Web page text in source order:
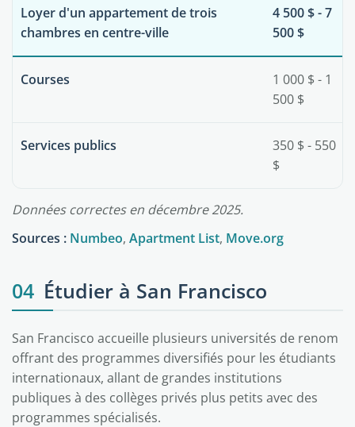
Loyer d'un appartement de trois
chambres en centre-ville
4 500 $ - 7
500 $
Courses
1 000 $ - 1
500 $
Services publics
350 $ - 550
$
Données correctes en décembre 2025.
Sources : Numbeo, Apartment List, Move.org
04 Étudier à San Francisco
San Francisco accueille plusieurs universités de renom
offrant des programmes diversifiés pour les étudiants
internationaux, allant de grandes institutions
publiques à des collèges privés plus petits avec des
programmes spécialisés.